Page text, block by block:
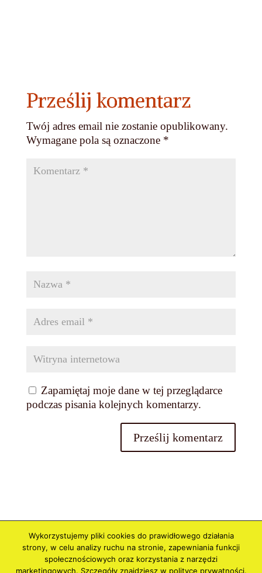
Prześlij komentarz
Twój adres email nie zostanie opublikowany.
Wymagane pola są oznaczone *
Zapamiętaj moje dane w tej przeglądarce
podczas pisania kolejnych komentarzy.
Polityka prywatności i Cookies
Regulamin
Regulamin Newslettera
Wykorzystujemy pliki cookies do prawidłowego działania
strony, w celu analizy ruchu na stronie, zapewniania funkcji
społecznościowych oraz korzystania z narzędzi
marketingowych. Szczegóły znajdziesz w polityce prywatności.